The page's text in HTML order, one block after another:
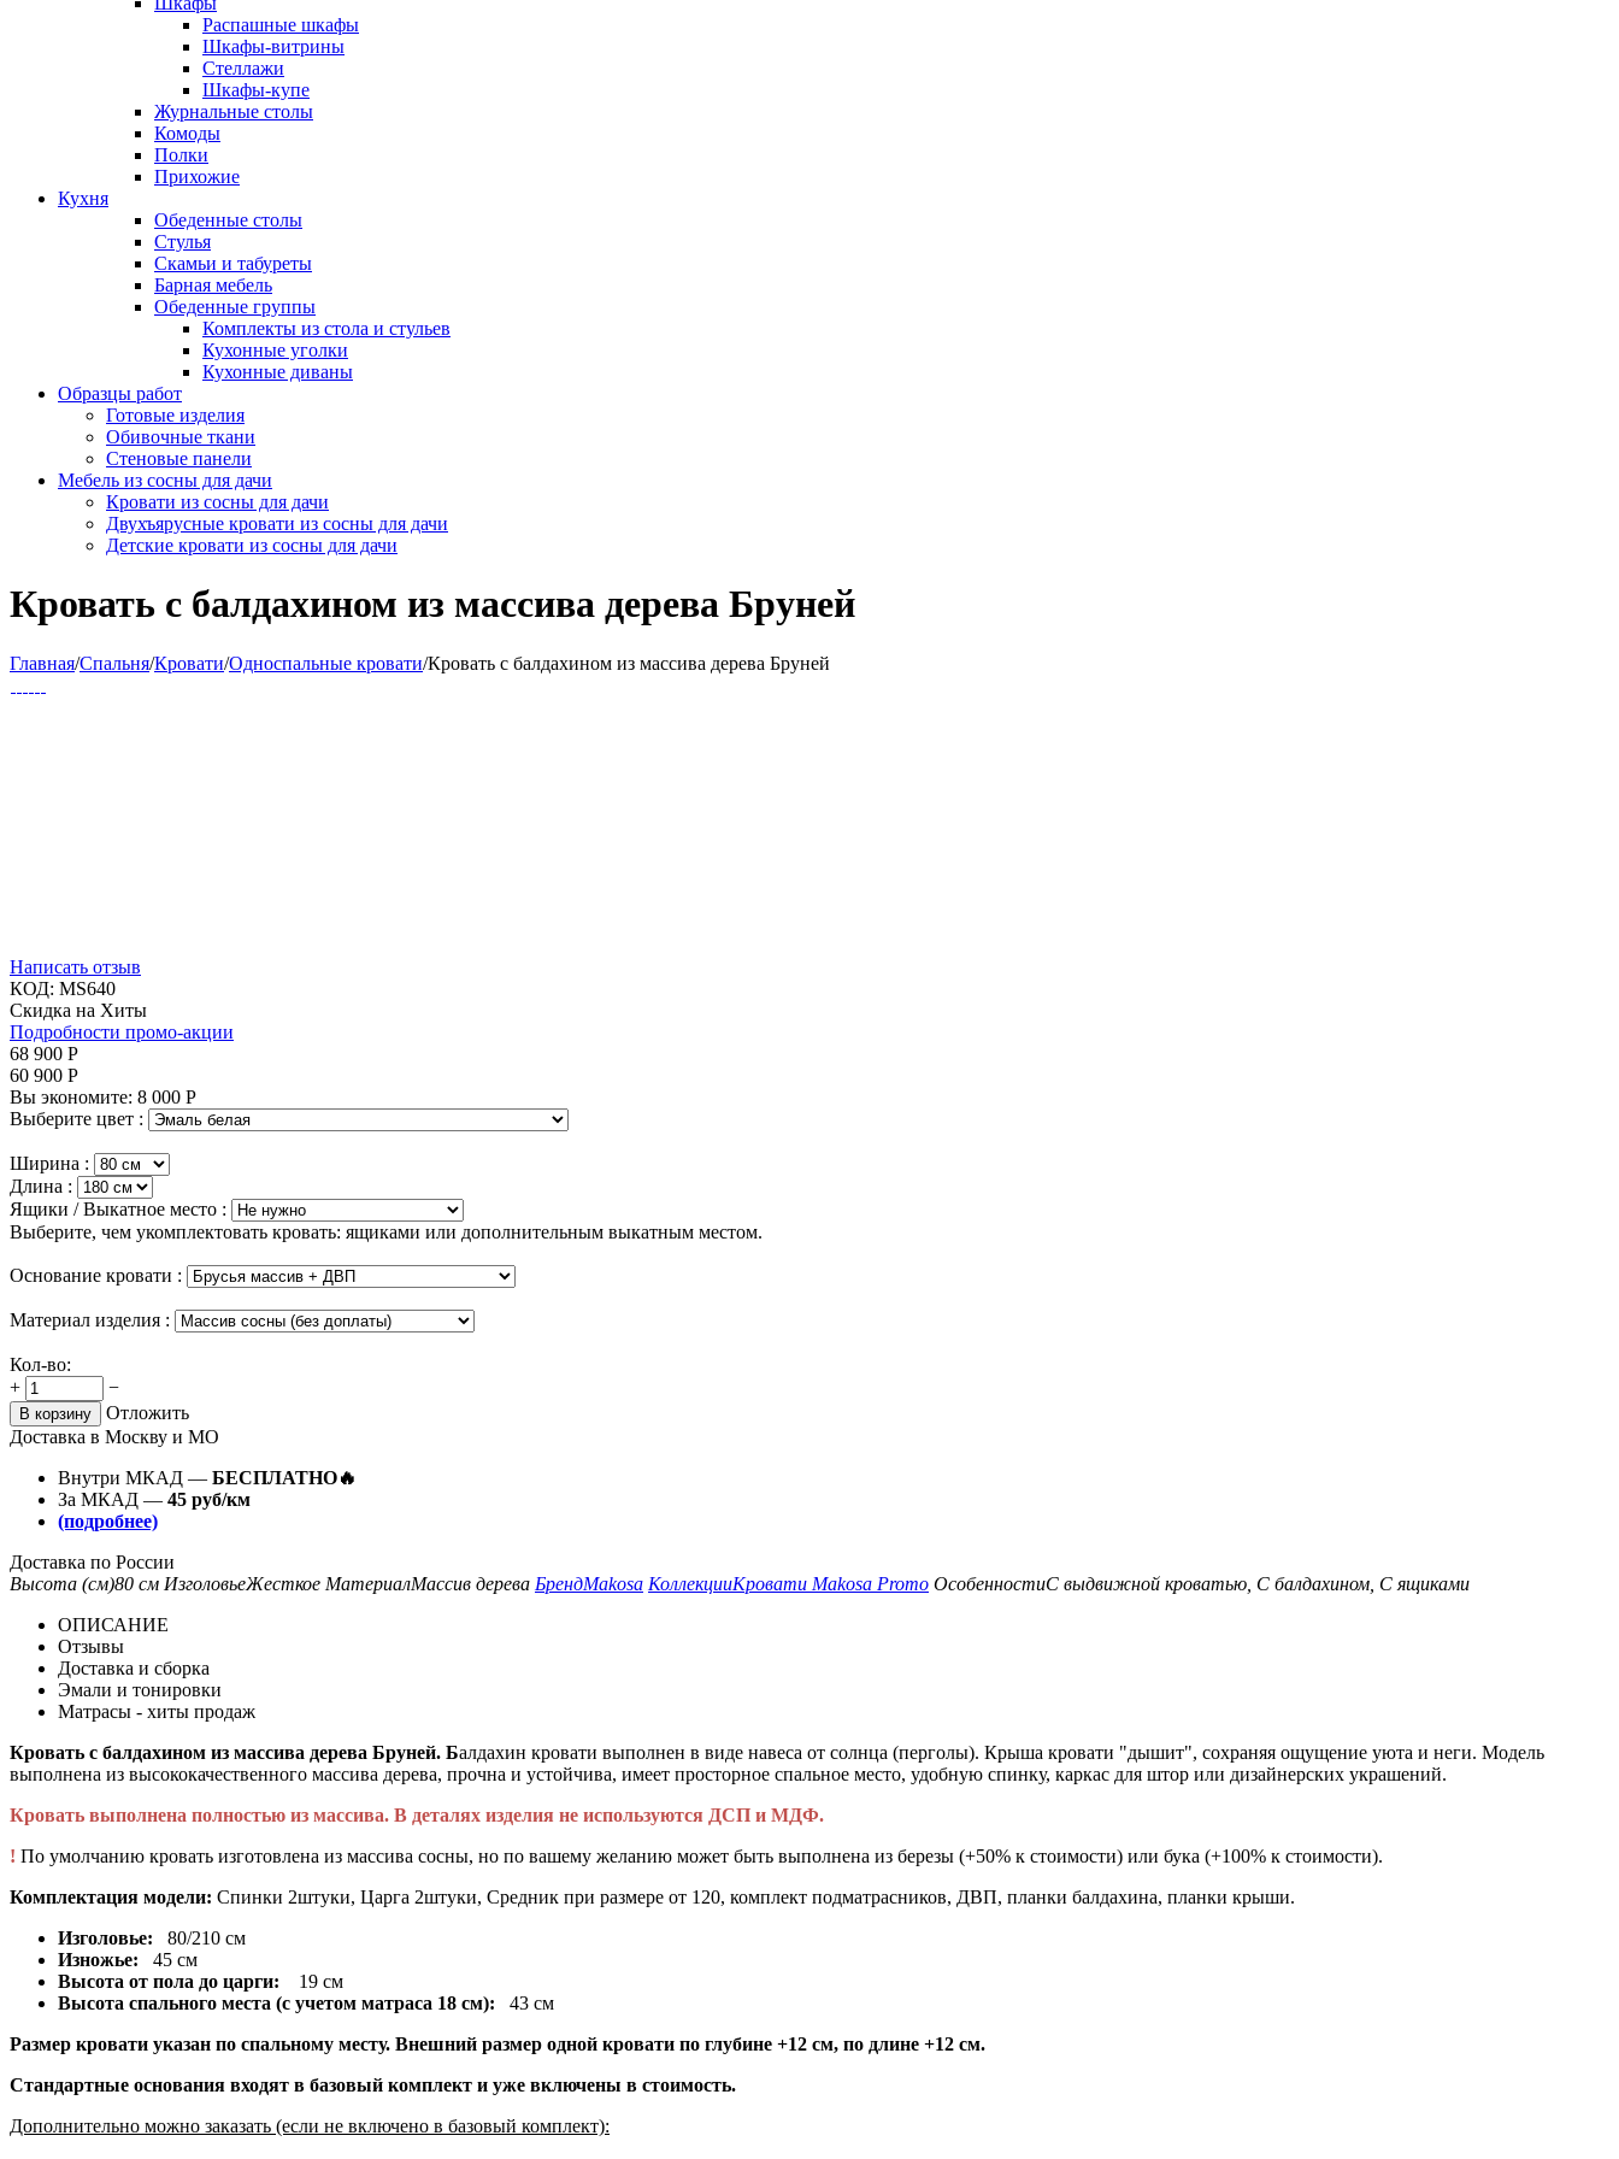
Распашные шкафы
Шкафы-витрины
Стеллажи
Шкафы-купе
Журнальные столы
Комоды
Полки
Прихожие
Кухня
Обеденные столы
Стулья
Скамьи и табуреты
Барная мебель
Обеденные группы
Комплекты из стола и стульев
Кухонные уголки
Кухонные диваны
Образцы работ
Готовые изделия
Обивочные ткани
Стеновые панели
Мебель из сосны для дачи
Кровати из сосны для дачи
Двухъярусные кровати из сосны для дачи
Детские кровати из сосны для дачи
Кровать с балдахином из массива дерева Бруней
Главная/Спальня/Кровати/Односпальные кровати/Кровать с балдахином из массива дерева Бруней
Написать отзыв
КОД: MS640
Скидка на Хиты
Подробности промо-акции
68 900 Р
60 900 Р
Вы экономите: 8 000 Р
Выберите цвет :
Ширина :
Длина :
Ящики / Выкатное место :
Выберите, чем укомплектовать кровать: ящиками или дополнительным выкатным местом.
Основание кровати :
Материал изделия :
Кол-во:
+
−
В корзину
Отложить
Доставка в Москву и МО
Внутри МКАД — БЕСПЛАТНО🔥
За МКАД — 45 руб/км
(подробнее)
Доставка по России
Высота (см)80 см ИзголовьеЖесткое МатериалМассив дерева БрендMakosa КоллекцииКровати Makosa Promo ОсобенностиС выдвижной кроватью, С балдахином, С ящиками
ОПИСАНИЕ
Отзывы
Доставка и сборка
Эмали и тонировки
Матрасы - хиты продаж
Кровать с балдахином из массива дерева Бруней. Балдахин кровати выполнен в виде навеса от солнца (перголы). Крыша кровати "дышит", сохраняя ощущение уюта и неги. Модель
выполнена из высококачественного массива дерева, прочна и устойчива, имеет просторное спальное место, удобную спинку, каркас для штор или дизайнерских украшений.
Кровать выполнена полностью из массива. В деталях изделия не используются ДСП и МДФ.
! По умолчанию кровать изготовлена из массива сосны, но по вашему желанию может быть выполнена из березы (+50% к стоимости) или бука (+100% к стоимости).
Комплектация модели: Спинки 2штуки, Царга 2штуки, Средник при размере от 120, комплект подматрасников, ДВП, планки балдахина, планки крыши.
Изголовье:
80/210 см
Изножье: 45 см
Высота от пола до царги: 19 см
Высота спального места (с учетом матраса 18 см): 43 см
Размер кровати указан по спальному месту. Внешний размер одной кровати по глубине +12 см, по длине +12 см.
Стандартные основания входят в базовый комплект и уже включены в стоимость.
Дополнительно можно заказать (если не включено в базовый комплект):